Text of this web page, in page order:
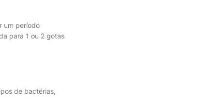
um período
para 1 ou 2 gotas
de bactérias,